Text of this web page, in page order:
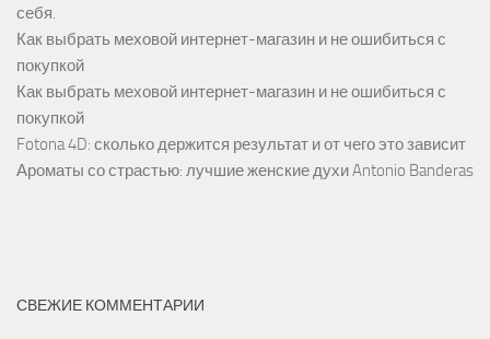
себя.
Как выбрать меховой интернет-магазин и не ошибиться с
покупкой
Как выбрать меховой интернет-магазин и не ошибиться с
покупкой
Fotona 4D: сколько держится результат и от чего это зависит
Ароматы со страстью: лучшие женские духи Antonio Banderas
СВЕЖИЕ КОММЕНТАРИИ